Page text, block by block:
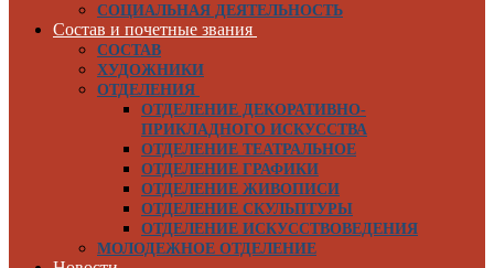
СОЦИАЛЬНАЯ ДЕЯТЕЛЬНОСТЬ
Состав и почетные звания
СОСТАВ
ХУДОЖНИКИ
ОТДЕЛЕНИЯ
ОТДЕЛЕНИЕ ДЕКОРАТИВНО-
ПРИКЛАДНОГО ИСКУССТВА
ОТДЕЛЕНИЕ ТЕАТРАЛЬНОЕ
ОТДЕЛЕНИЕ ГРАФИКИ
ОТДЕЛЕНИЕ ЖИВОПИСИ
ОТДЕЛЕНИЕ СКУЛЬПТУРЫ
ОТДЕЛЕНИЕ ИСКУССТВОВЕДЕНИЯ
МОЛОДЕЖНОЕ ОТДЕЛЕНИЕ